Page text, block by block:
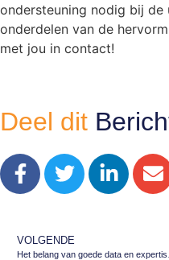
ondersteuning nodig bij
onderdelen van de
met jou in contact!
Deel dit
VOLGENDE